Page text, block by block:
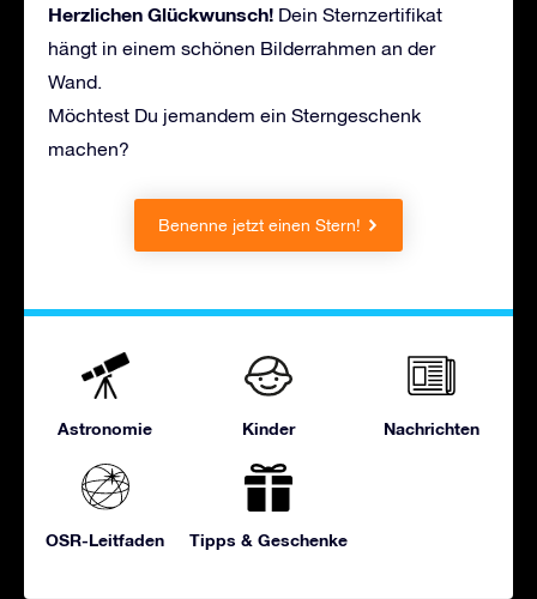
Herzlichen Glückwunsch! Dein Sternzertifikat
hängt in einem schönen Bilderrahmen an der
Wand.
Möchtest Du jemandem ein Sterngeschenk
machen?
Benenne jetzt einen Stern!
Astronomie Kinder Nachrichten
OSR-Leitfaden Tipps & Geschenke